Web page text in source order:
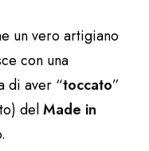
un vero artigiano
con una
di aver “toccato”
delMade in